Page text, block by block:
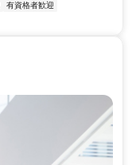
有資格者歓迎